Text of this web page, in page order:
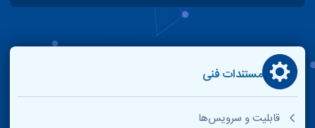
مستندات فنی
قابلیت و سرویس‌ها